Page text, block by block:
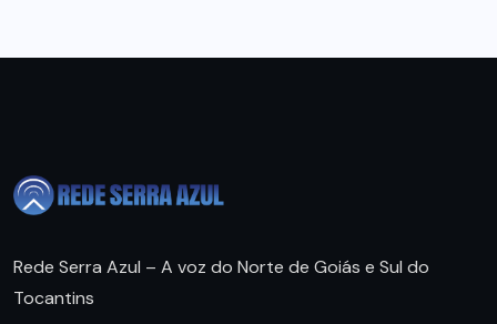
Rede Serra Azul – A voz do Norte de Goiás e Sul do
Tocantins